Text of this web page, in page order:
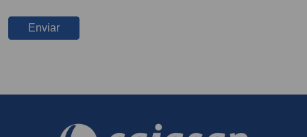
de datos sensibles y de menores de edad
aun conociendo que no estoy obligado a
comerciales, a través de correo electrónico,
aplicaciones web y mensajes SMS; y en
Enviar